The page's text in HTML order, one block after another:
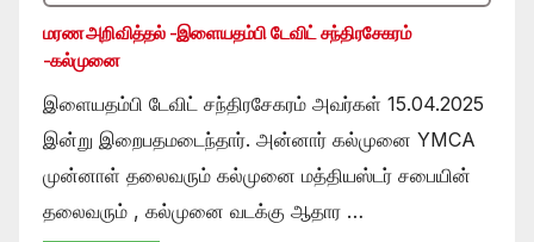
மரண அறிவித்தல் -இளையதம்பி டேவிட் சந்திரசேகரம்
-கல்முனை
இளையதம்பி டேவிட் சந்திரசேகரம் அவர்கள் 15.04.2025
இன்று இறைபதமடைந்தார். அன்னார் கல்முனை YMCA
முன்னாள் தலைவரும் கல்முனை மத்தியஸ்டர் சபையின்
தலைவரும் , கல்முனை வடக்கு ஆதார …